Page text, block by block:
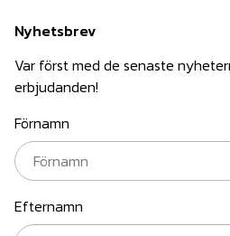
Nyhetsbrev
Var först med de senaste
erbjudanden!
Förnamn
Efternamn